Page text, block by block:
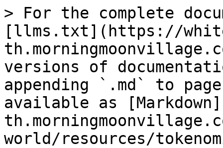
> For the complete
[llms.txt](https://
versions of
appending `.md` to
available as
world/resources/